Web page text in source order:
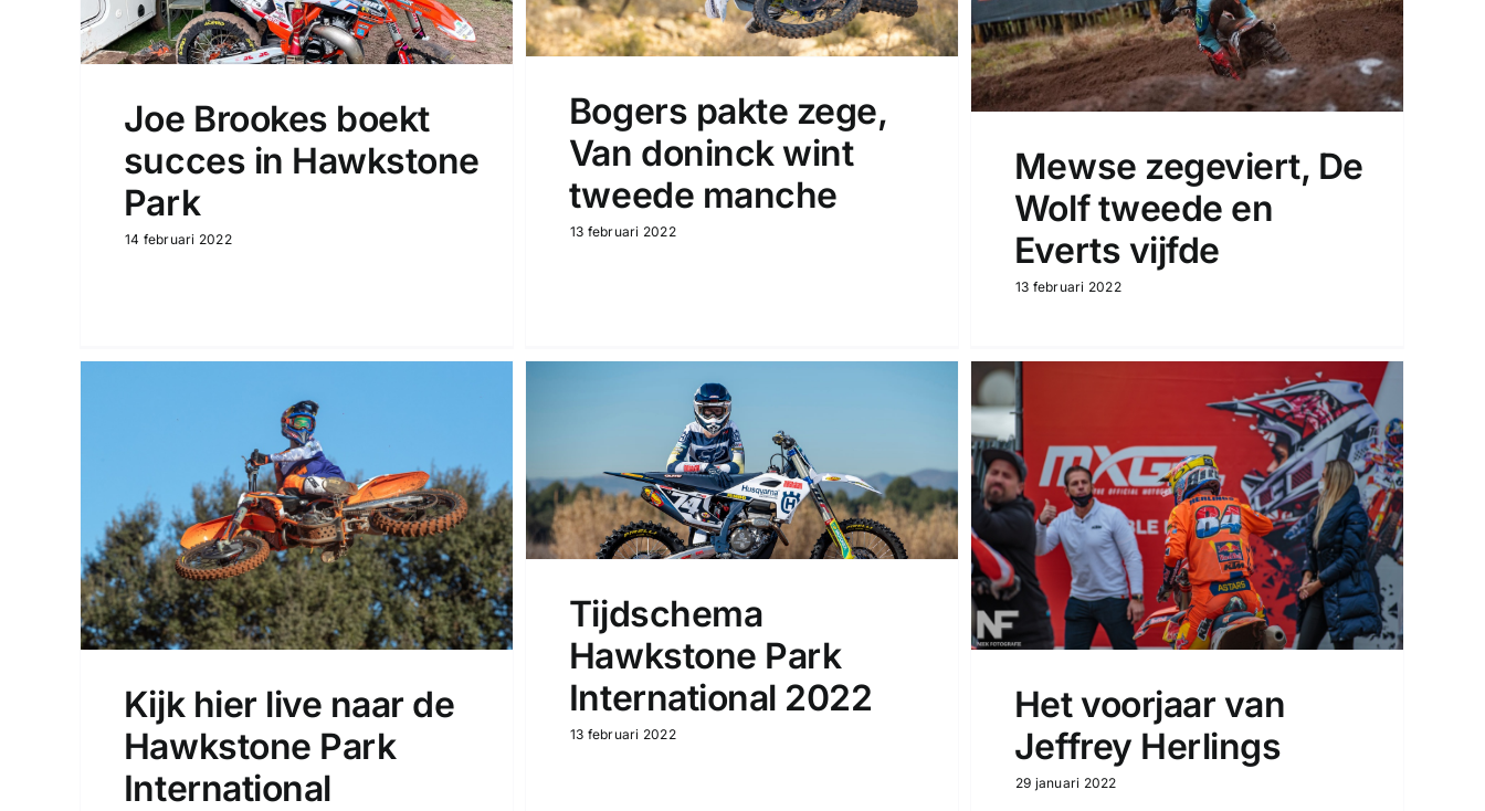
Joe Brookes boekt
succes in Hawkstone
Park
14 februari 2022
Bogers pakte zege,
Van doninck wint
tweede manche
13 februari 2022
Mewse zegeviert, De
Wolf tweede en
Everts vijfde
13 februari 2022
Kijk hier live naar de
Hawkstone Park
International
Tijdschema
Hawkstone Park
International 2022
13 februari 2022
Het voorjaar van
Jeffrey Herlings
29 januari 2022